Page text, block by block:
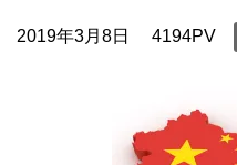
2019年3月8日 4194PV